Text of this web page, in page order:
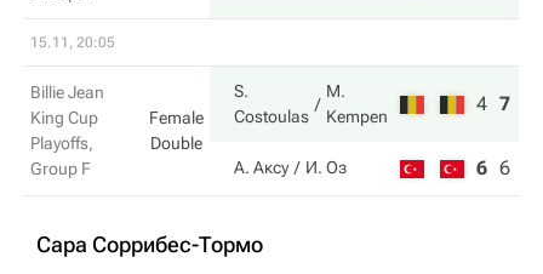
15.11, 20:05
Billie Jean
King Cup
Playoffs,
Group F
Female
Double
S.
Costoulas
M.
Kempen
4 7
А. Аксу И. Оз 6 6
Сара Соррибес-Тормо